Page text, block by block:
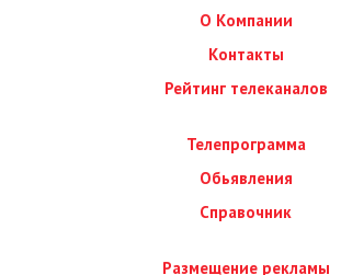
О Компании
Контакты
Рейтинг телеканалов
Телепрограмма
Обьявления
Справочник
Размещение рекламы